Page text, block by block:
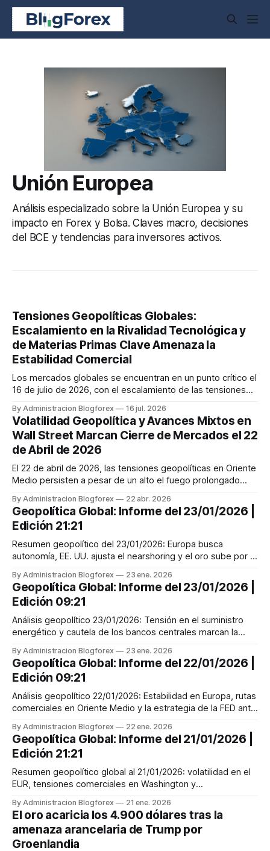
Unión Europea
Análisis especializado sobre la Unión Europea y su
impacto en Forex y Bolsa. Claves macro, decisiones
del BCE y tendencias para inversores activos.
Tensiones Geopolíticas Globales:
Escalamiento en la Rivalidad Tecnológica y
de Materias Primas Clave Amenaza la
Estabilidad Comercial
Los mercados globales se encuentran en un punto crítico el
16 de julio de 2026, con el escalamiento de las tensiones
la supremacía en semiconductores y la inteligencia artificial,
junto con la competencia por el control de las mater...
By Administracion Blogforex 16 jul. 2026
Volatilidad Geopolítica y Avances Mixtos en
Wall Street Marcan Cierre de Mercados el 22
de Abril de 2026
El 22 de abril de 2026, las tensiones geopolíticas en Oriente
Medio persisten a pesar de un alto el fuego prolongado
Estrecho de Ormuz. Europa avanza con planes de
ampliación y refuerza su estrategia de 'confianza'. En
EE.UU., destaca la c...
By Administracion Blogforex 22 abr. 2026
Geopolítica Global: Informe del 23/01/2026 |
Edición 21:21
Resumen geopolítico del 23/01/2026: Europa busca
autonomía, EE. UU. ajusta el nearshoring y el oro sube por la
By Administracion Blogforex 23 ene. 2026
Geopolítica Global: Informe del 23/01/2026 |
Edición 09:21
Análisis geopolítico 23/01/2026: Tensión en el suministro
energético y cautela de los bancos centrales marcan la
By Administracion Blogforex 23 ene. 2026
Geopolítica Global: Informe del 22/01/2026 |
Edición 09:21
Análisis geopolítico 22/01/2026: Estabilidad en Europa, rutas
comerciales en Oriente Medio y la estrategia de la FED ante
By Administracion Blogforex 22 ene. 2026
Geopolítica Global: Informe del 21/01/2026 |
Edición 21:21
Resumen geopolítico global al 21/01/2026: volatilidad en el
EUR, tensiones comerciales en Washington y
By Administracion Blogforex 21 ene. 2026
El oro acaricia los 4.900 dólares tras la
amenaza arancelaria de Trump por
Groenlandia